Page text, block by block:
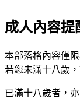
成人內容提
本部落格內容僅
若您未滿十八歲
已滿十八歲者，